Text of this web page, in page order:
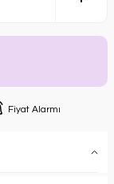
Fiyat Alarmı